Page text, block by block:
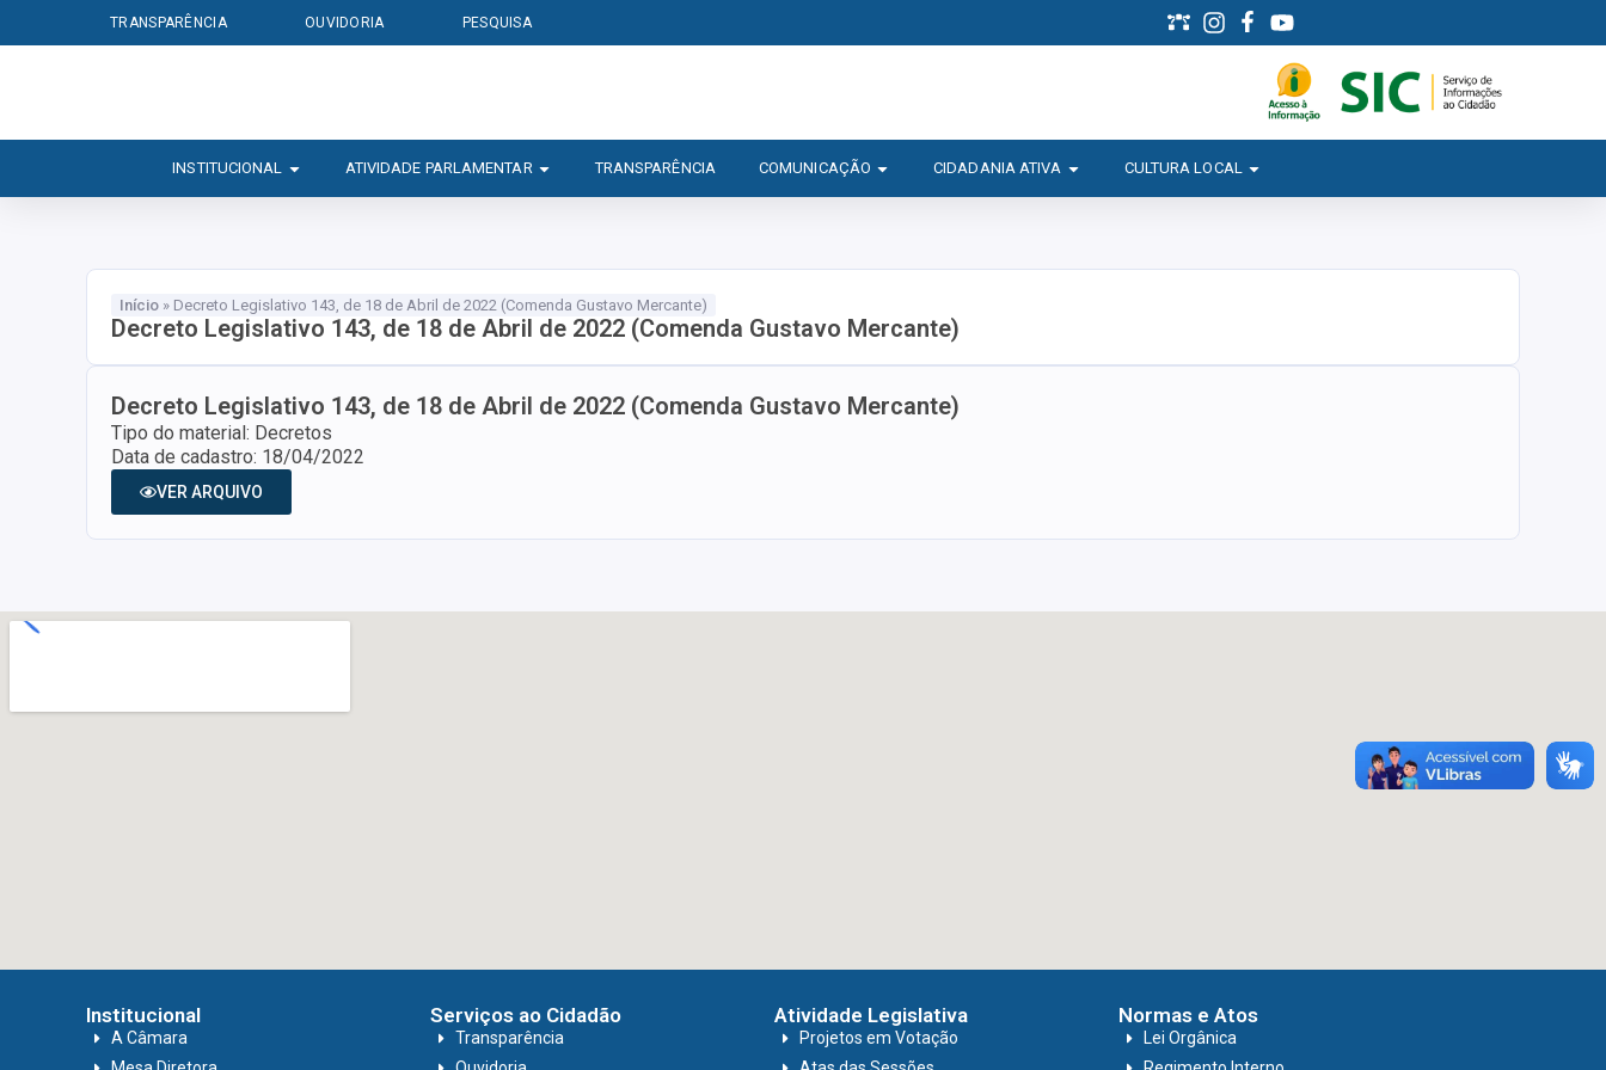
TRANSPARÊNCIA OUVIDORIA PESQUISA
INSTITUCIONAL ATIVIDADE PARLAMENTAR TRANSPARÊNCIA COMUNICAÇÃO CIDADANIA ATIVA CULTURA LOCAL
Início » Decreto Legislativo 143, de 18 de Abril de 2022 (Comenda Gustavo Mercante)
Decreto Legislativo 143, de 18 de Abril de 2022 (Comenda Gustavo Mercante)
Decreto Legislativo 143, de 18 de Abril de 2022 (Comenda Gustavo Mercante)
Tipo do material: Decretos
Data de cadastro: 18/04/2022
VER ARQUIVO
Institucional
A Câmara
Serviços ao Cidadão
Transparência
Atividade Legislativa
Projetos em Votação
Normas e Atos
Lei Orgânica